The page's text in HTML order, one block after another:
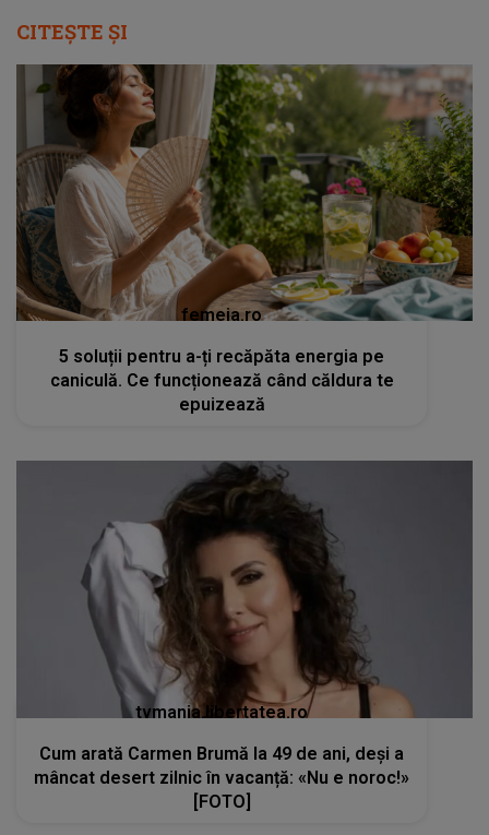
CITEȘTE ȘI
femeia.ro
5 soluții pentru a-ți recăpăta energia pe
caniculă. Ce funcționează când căldura te
epuizează
tvmania.libertatea.ro
Cum arată Carmen Brumă la 49 de ani, deși a
mâncat desert zilnic în vacanță: «Nu e noroc!»
[FOTO]